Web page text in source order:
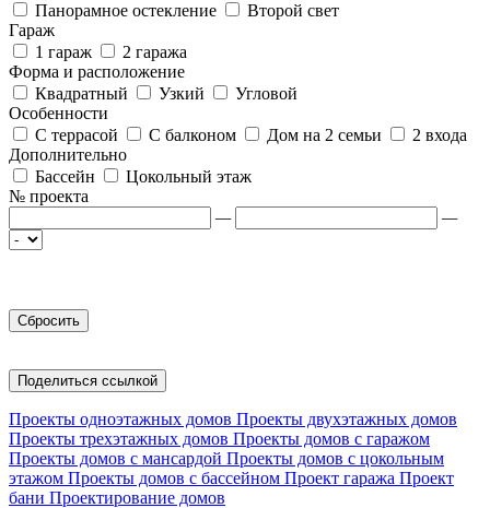
Панорамное остекление
Второй свет
Гараж
1 гараж
2 гаража
Форма и расположение
Квадратный
Узкий
Угловой
Особенности
С террасой
С балконом Дом на 2 семьи
2 входа
Дополнительно
Бассейн
Цокольный этаж
№ проекта
—
—
Поделиться ссылкой
Проекты одноэтажных домов Проекты двухэтажных домов
Проекты трехэтажных домов Проекты домов с гаражом
Проекты домов с мансардой Проекты домов с цокольным
этажом Проекты домов с бассейном Проект гаража Проект
бани Проектирование домов